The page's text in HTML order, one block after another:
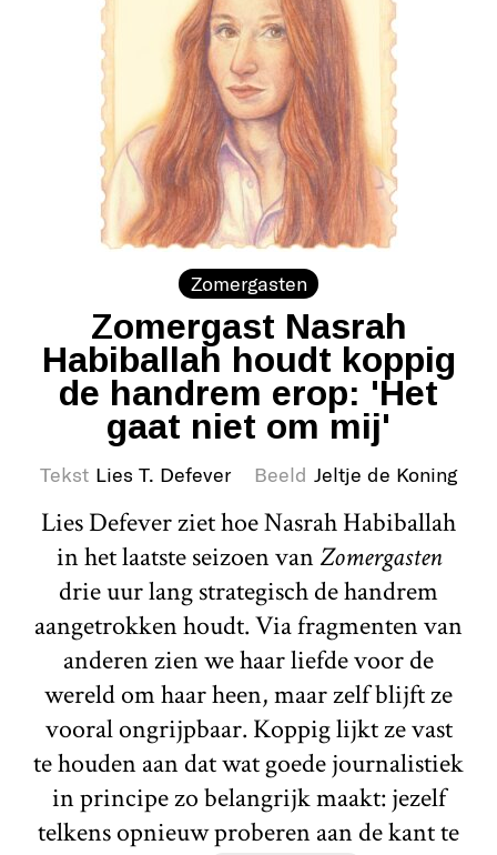
Zomergasten
Zomergast Nasrah
Habiballah houdt koppig
de handrem erop: 'Het
gaat niet om mij'
Tekst Lies T. Defever Beeld Jeltje de Koning
Lies Defever ziet hoe Nasrah Habiballah
in het laatste seizoen vanZomergasten
drie uur lang strategisch de handrem
aangetrokken houdt. Via fragmenten van
anderen zien we haar liefde voor de
wereld om haar heen, maar zelf blijft ze
vooral ongrijpbaar. Koppig lijkt ze vast
te houden aan dat wat goede journalistiek
in principe zo belangrijk maakt: jezelf
telkens opnieuw proberen aan de kant te